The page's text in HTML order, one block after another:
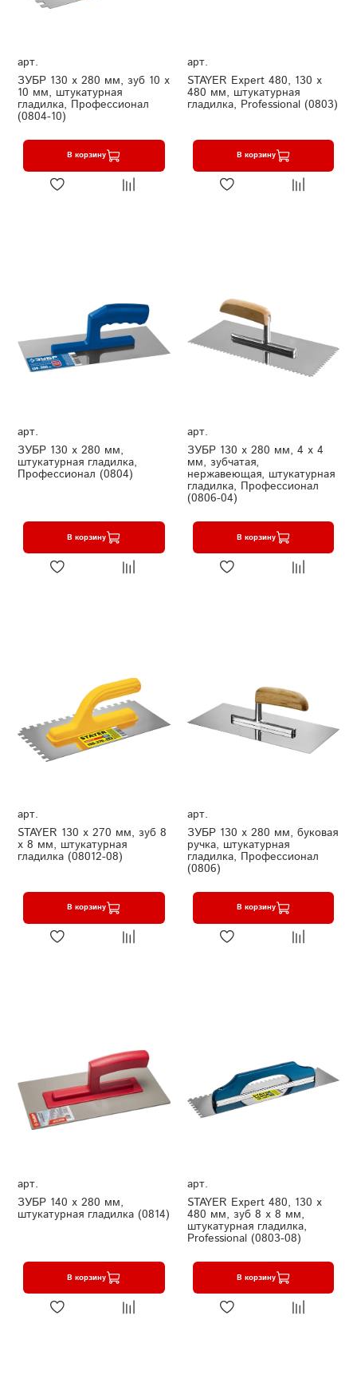
арт.
ЗУБР 130 х 280 мм, зуб 10 х
10 мм, штукатурная
гладилка, Профессионал
(0804-10)
В корзину
арт.
STAYER Expert 480, 130 х
480 мм, штукатурная
гладилка, Professional (0803)
В корзину
арт.
ЗУБР 130 х 280 мм,
штукатурная гладилка,
Профессионал (0804)
В корзину
арт.
ЗУБР 130 х 280 мм, 4 х 4
мм, зубчатая,
нержавеющая, штукатурная
гладилка, Профессионал
(0806-04)
В корзину
арт.
STAYER 130 х 270 мм, зуб 8
х 8 мм, штукатурная
гладилка (08012-08)
В корзину
арт.
ЗУБР 130 х 280 мм, буковая
ручка, штукатурная
гладилка, Профессионал
(0806)
В корзину
арт.
ЗУБР 140 х 280 мм,
штукатурная гладилка (0814)
В корзину
арт.
STAYER Expert 480, 130 х
480 мм, зуб 8 х 8 мм,
штукатурная гладилка,
Professional (0803-08)
В корзину